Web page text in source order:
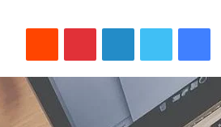
فيسبوك لينكدإن بينتيريست